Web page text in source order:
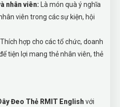
nhân viên: Là món quà ý nghĩa
viên trong các sự kiện, hội
Thích hợp cho các tổ chức, doanh
tiện lợi mang thẻ nhân viên, thẻ
Đeo Thẻ RMIT Englishvới